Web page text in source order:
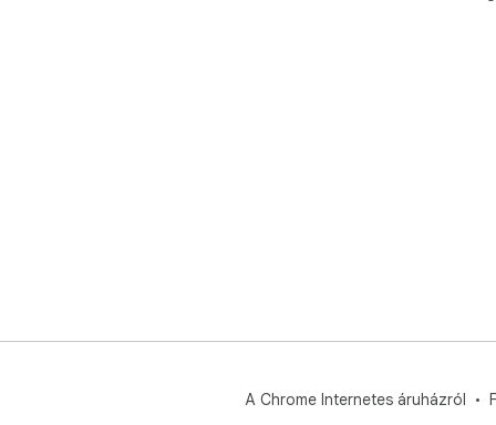
A Chrome Internetes áruházról